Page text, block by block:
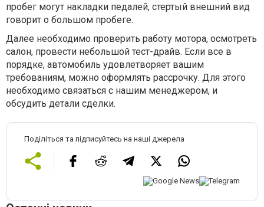
пробег могут накладки педалей, стертый внешний вид
говорит о большом пробеге.
Далее необходимо проверить работу мотора, осмотреть
салон, провести небольшой тест-драйв. Если все в
порядке, автомобиль удовлетворяет вашим
требованиям, можно оформлять рассрочку. Для этого
необходимо связаться с нашим менеджером, и
обсудить детали сделки.
Поділіться та підписуйтесь на наші джерела